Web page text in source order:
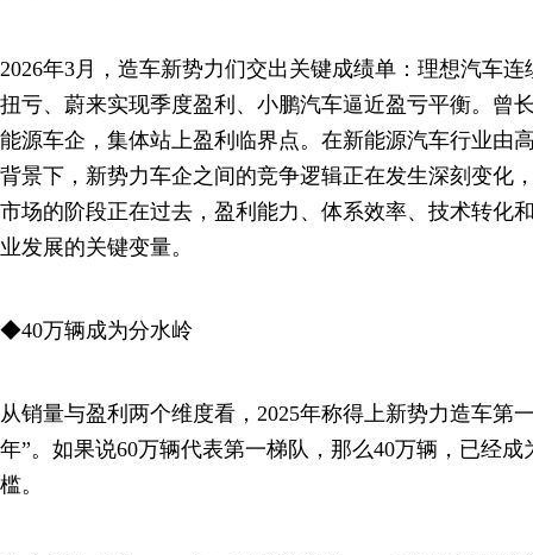
2026年3月，造车新势力们交出关键成绩单：理想汽车
扭亏、蔚来实现季度盈利、小鹏汽车逼近盈亏平衡。曾
能源车企，集体站上盈利临界点。在新能源汽车行业由
背景下，新势力车企之间的竞争逻辑正在发生深刻变化
市场的阶段正在过去，盈利能力、体系效率、技术转化
业发展的关键变量。
◆40万辆成为分水岭
从销量与盈利两个维度看，2025年称得上新势力造车第
年”。如果说60万辆代表第一梯队，那么40万辆，已经
槛。